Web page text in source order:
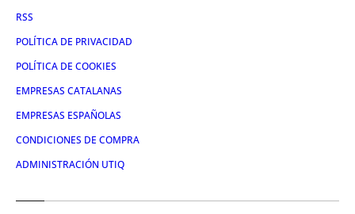
RSS
POLÍTICA DE PRIVACIDAD
POLÍTICA DE COOKIES
EMPRESAS CATALANAS
EMPRESAS ESPAÑOLAS
CONDICIONES DE COMPRA
ADMINISTRACIÓN UTIQ